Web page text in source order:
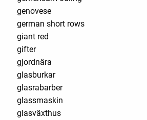
genovese
german short rows
giant red
gifter
gjordnära
glasburkar
glasrabarber
glassmaskin
glasväxthus